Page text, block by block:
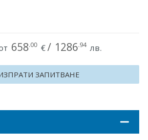
658.00 €/ 1286.94 лв.
ЗАПИТВАНЕ